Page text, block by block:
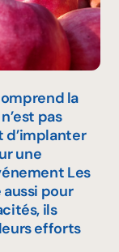
la
pas
d’implanter
une
Les
pour
ils
efforts